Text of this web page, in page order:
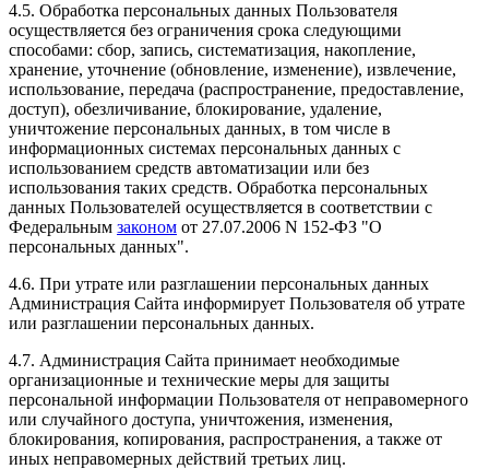
4.5. Обработка персональных данных Пользователя
осуществляется без ограничения срока следующими
способами: сбор, запись, систематизация, накопление,
хранение, уточнение (обновление, изменение), извлечение,
использование, передача (распространение, предоставление,
доступ), обезличивание, блокирование, удаление,
уничтожение персональных данных, в том числе в
информационных системах персональных данных с
использованием средств автоматизации или без
использования таких средств. Обработка персональных
данных Пользователей осуществляется в соответствии с
Федеральным законом от 27.07.2006 N 152-ФЗ "О
персональных данных".
4.6. При утрате или разглашении персональных данных
Администрация Сайта информирует Пользователя об утрате
или разглашении персональных данных.
4.7. Администрация Сайта принимает необходимые
организационные и технические меры для защиты
персональной информации Пользователя от неправомерного
или случайного доступа, уничтожения, изменения,
блокирования, копирования, распространения, а также от
иных неправомерных действий третьих лиц.